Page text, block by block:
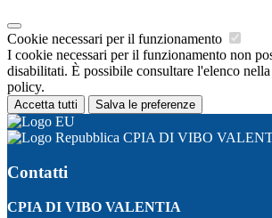
Cookie necessari per il funzionamento
I cookie necessari per il funzionamento non
disabilitati. È possibile consultare l'elenco
policy.
Accetta tutti Salva le preferenze
CPIA DI VIBO
Contatti
CPIA DI VIBO VALENTIA